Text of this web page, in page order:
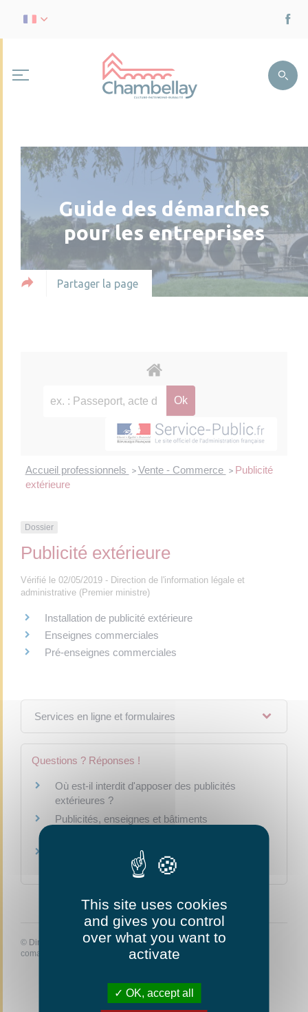
Guide des démarches
pour les entreprises
Partager la page
Accueil professionnels > Vente - Commerce > Publicité
extérieure
Dossier
Publicité extérieure
Vérifié le 02/05/2019 - Direction de l'information légale et
administrative (Premier ministre)
Installation de publicité extérieure
Enseignes commerciales
Pré-enseignes commerciales
Services en ligne et formulaires
Questions ? Réponses !
Où est-il interdit d'apposer des publicités
extérieures ?
Publicités, enseignes et bâtiments
Qu'est-ce qu'un règlement local de publicité
© Direction de l'information légale et administrative
comarquage developpé par
baseo.io
This site uses cookies
and gives you control
over what you want to
activate
OK, accept all